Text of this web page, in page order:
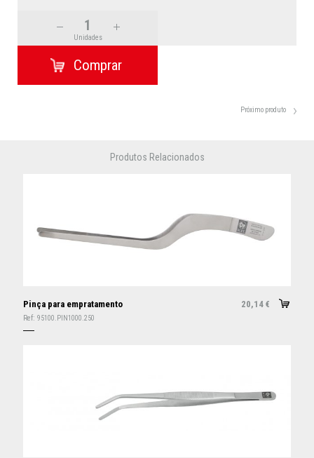
Unidades
Próximo produto
Produtos Relacionados
Pinça para empratamento 20,14 €
Ref: 95100.PIN1000.250